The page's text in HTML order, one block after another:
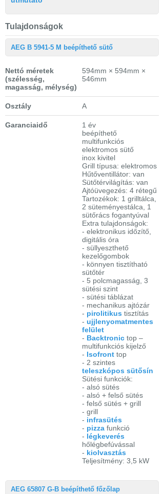
Tulajdonságok
AEG B 5941-5 M beépíthető sütő
Nettó méretek
(szélesség,
magasság, mélység)
594mm × 594mm ×
546mm
Osztály A
Garanciaidő
1 év
beépíthető
multifunkciós
elektromos sütő
inox kivitel
Grill típusa: elektromos
Hűtőventillátor: van
Sütőtérvilágítás: van
Ajtóüvegezés: 4 rétegű
Tartozékok: 1 grilltálca,
2 süteményestálca, 1
sütőrács fogantyúval
Extra tulajdonságok:
- elektronikus időzítő,
digitális óra
- süllyeszthető
kezelőgombok
- könnyen tisztítható
sütőtér
- 5 polcmagasság, 3
sütési szint
- sütési táblázat
- mechanikus ajtózár
- pirolitikus tisztítás
- ujjlenyomatmentes
felület
- Backtronic top –
multifunkciós kijelző
- Isofront top
- 2 szintes
teleszkópos sütősín
Sütési funkciók:
- alsó sütés
- alsó + felső sütés
- felső sütés + grill
- grill
- infrasütés
- pizza funkció
- légkeverés
hőlégbefúvással
- kiolvasztás
Teljesítmény: 3,5 kW
AEG 65807 G-B beépíthető főzőlap